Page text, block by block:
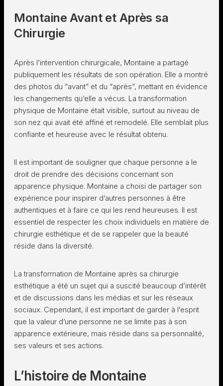
Montaine Avant et Après sa
Chirurgie
Après l’intervention chirurgicale, Montaine a partagé
publiquement les résultats de son opération. Elle a montré
des photos du “avant” et du “après”, mettant en évidence
les changements qu’elle a vécus. La transformation
physique de Montaine était visible, surtout au niveau de
son nez qui avait été affiné et remodelé. Elle semblait plus
confiante et heureuse avec le résultat obtenu.
Il est important de souligner que chaque personne a le
droit de prendre des décisions concernant son
apparence physique. Montaine a choisi de partager son
expérience pour inspirer d’autres personnes à être
authentiques et à faire ce qui les rend heureuses. Il est
essentiel de respecter les choix individuels en matière de
chirurgie esthétique et de se rappeler que la beauté
réside dans la diversité.
La transformation de Montaine après sa chirurgie
esthétique a été un sujet qui a suscité beaucoup d’intérêt
et de discussions dans les médias et sur les réseaux
sociaux. Cependant, il est important de garder à l’esprit
que la valeur d’une personne ne se limite pas à son
apparence extérieure, mais réside dans sa personnalité,
ses valeurs et ses actions.
L’histoire de Montaine